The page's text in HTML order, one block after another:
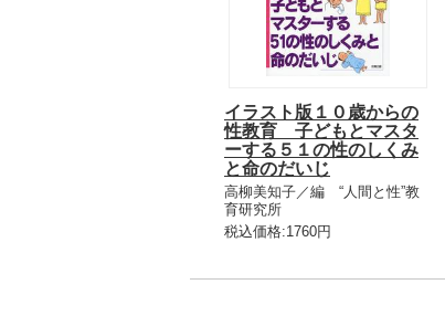
イラスト版１０歳からの
性教育 子どもとマスタ
ーする５１の性のしくみ
と命のだいじ
高柳美知子／編 “人間と性”教
育研究所
税込価格:1760円